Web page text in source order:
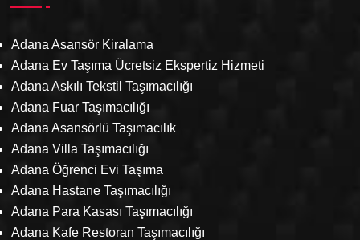
Adana Asansör Kiralama
Adana Ev Taşıma Ücretsiz Ekspertiz Hizmeti
Adana Askılı Tekstil Taşımacılığı
Adana Fuar Taşımacılığı
Adana Asansörlü Taşımacılık
Adana Villa Taşımacılığı
Adana Öğrenci Evi Taşıma
Adana Hastane Taşımacılığı
Adana Para Kasası Taşımacılığı
Adana Kafe Restoran Taşımacılığı